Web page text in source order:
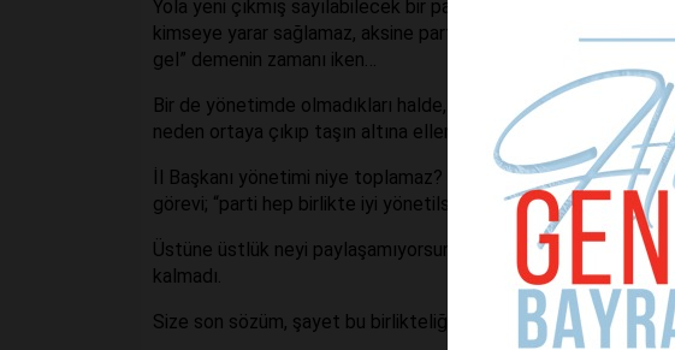
Yola yeni çıkmış sayılabilecek bir partide, yolun başında
kimseye yarar sağlamaz, aksine partiye büyük zarar verir.
gel” demenin zamanı iken…
Bir de yönetimde olmadıkları halde, başkan ve yönetime akıl
neden ortaya çıkıp taşın altına ellerini koymazlar?
İl Başkanı yönetimi niye toplamaz? Varsa kavganız
görevi; “parti hep birlikte iyi yönetilsin” diye verdiler.
Üstüne üstlük neyi paylaşamıyorsunuz? Belediye
kalmadı.
Size son sözüm, şayet bu birlikteliği sağlayamazsanız,